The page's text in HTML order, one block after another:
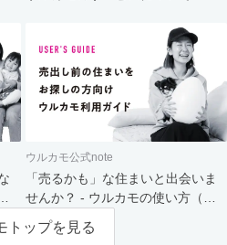
ウルカモ公式note
「売るかも」な住まいと出会いま
せんか？ - ウルカモの使い方（買
主さま向け）
トップを見る